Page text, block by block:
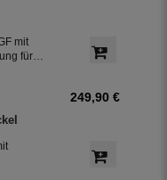
Zulauf
mit
für
Zulauf
249,90 €